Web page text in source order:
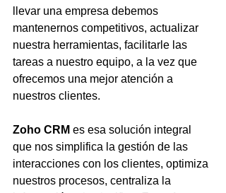
llevar una empresa debemos
mantenernos competitivos, actualizar
nuestra herramientas, facilitarle las
tareas a nuestro equipo, a la vez que
ofrecemos una mejor atención a
nuestros clientes.
Zoho CRM es esa solución integral
que nos simplifica la gestión de las
interacciones con los clientes, optimiza
nuestros procesos, centraliza la